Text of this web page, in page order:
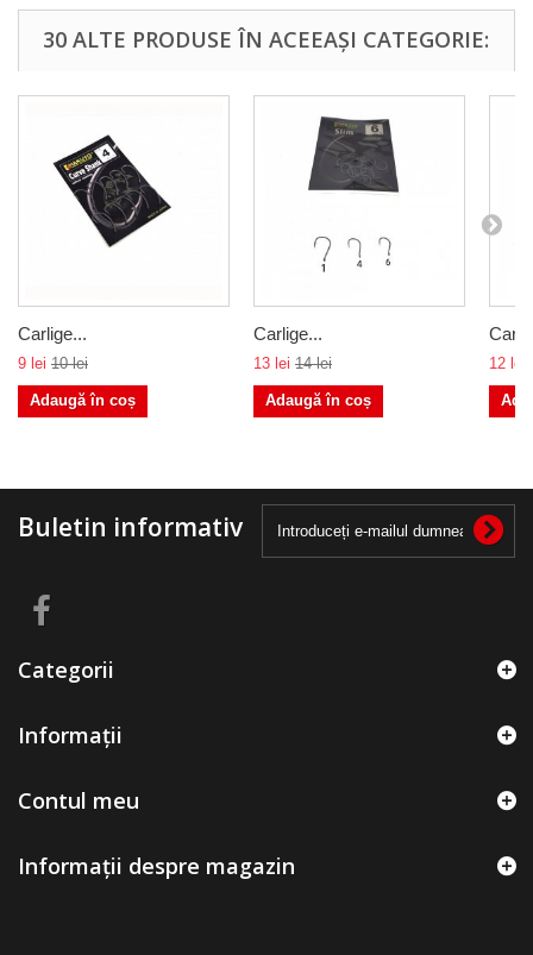
30 ALTE PRODUSE ÎN ACEEAȘI CATEGORIE:
Carlige...
9 lei 10 lei
Adaugă în coș
Carlige...
13 lei 14 lei
Adaugă în coș
12 lei
Buletin informativ
Categorii
Informații
Contul meu
Informații despre magazin